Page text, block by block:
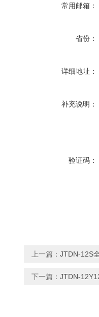
常用邮箱：
省份：
详细地址：
补充说明：
验证码：
上一篇： JTDN-12S
下一篇： JTDN-